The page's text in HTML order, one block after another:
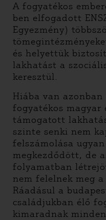
A fogyatékos
ben elfogadott
Egyezmény)
és helyettük
lakhatást a
keresztül.
Hiába van
fogyatékos magyar
támogatott
szinte senki nem
felszámolása
megkezdődött, de
folyamatban
nem felelnek meg
Ráadásul a
családjukban élő
kimaradnak